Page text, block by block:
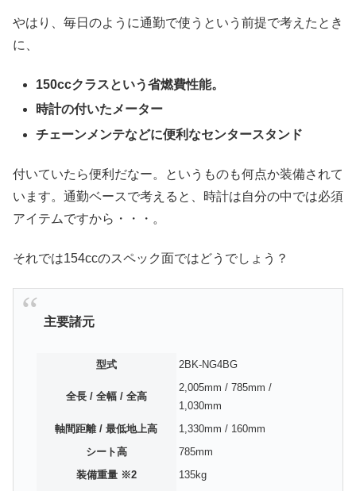
やはり、毎日のように通勤で使うという前提で考えたとき
に、
150ccクラスという省燃費性能。
時計の付いたメーター
チェーンメンテなどに便利なセンタースタンド
付いていたら便利だなー。というものも何点か装備されて
います。通勤ベースで考えると、時計は自分の中では必須
アイテムですから・・・。
それでは154ccのスペック面ではどうでしょう？
主要諸元
型式 2BK-NG4BG
全長 / 全幅 / 全高
2,005mm / 785mm /
1,030mm
軸間距離 / 最低地上高
1,330mm / 160mm
シート高
785mm
装備重量 ※2
135kg